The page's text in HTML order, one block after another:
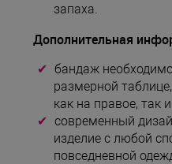
запаха.
Дополнительная
бандаж
размерной
как на правое, так
современный
изделие с любой
повседневной